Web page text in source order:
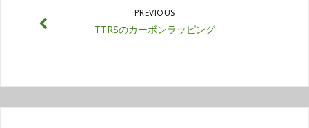
PREVIOUS
TTRSのカーボンラッピング